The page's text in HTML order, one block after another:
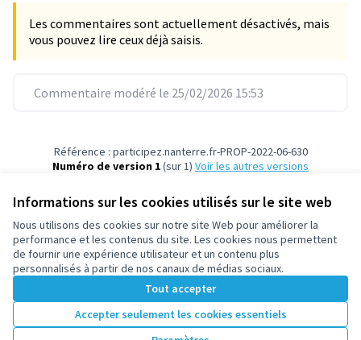
Informations sur les cookies utilisés sur le site web
Nous utilisons des cookies sur notre site Web pour améliorer la
performance et les contenus du site. Les cookies nous permettent
de fournir une expérience utilisateur et un contenu plus
personnalisés à partir de nos canaux de médias sociaux.
Tout accepter
Accepter seulement les cookies essentiels
Les commentaires sont actuellement désactivés, mais
vous pouvez lire ceux déjà saisis.
Commentaire modéré le 25/02/2026 15:53
Référence : participez.nanterre.fr-PROP-2022-06-630
Numéro de version 1(sur 1)
voir les autres versions
Conditions d'utilisation
Paramètres des cookies
participez.nanterre.fr sur X
(Lien externe)
participez.nanterre.fr sur Facebook
participez.nanterre.fr sur Instagram
participez.nanterre.fr sur YouTube
(Lien externe)
participez.nanterre.fr sur GitHub
(Lien externe)
Licence
(Lien